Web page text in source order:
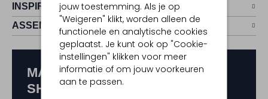
jouw toestemming. Als je op
"Weigeren" klikt, worden alleen de
functionele en analytische cookies
geplaatst. Je kunt ook op "Cookie-
instellingen" klikken voor meer
informatie of om jouw voorkeuren
aan te passen.
INSPIRATIE
ASSEM
MAAK KANS OP € 150,-
SHOPTEGOED